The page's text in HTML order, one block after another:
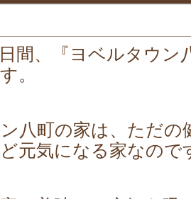
間、『ヨベルタウン
。
八町の家は、ただの
元気になる家なので